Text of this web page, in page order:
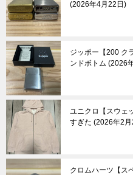
2026年4月22日
ジッポー【200 ク
ンドボトム 2026
ユニクロ【スウェ
すぎた 2026年2月
クロムハーツ【ス